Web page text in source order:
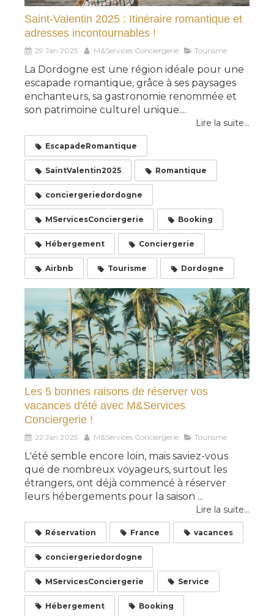
Saint-Valentin 2025 : Itinéraire romantique et
adresses incontournables !
29 Jan 2025 M&Services Conciergerie Tourisme
La Dordogne est une région idéale pour une
escapade romantique, grâce à ses paysages
enchanteurs, sa gastronomie renommée et
son patrimoine culturel unique....
Lire la suite...
EscapadeRomantique
SaintValentin2025 Romantique
conciergeriedordogne
MServicesConciergerie Booking
Hébergement Conciergerie
Airbnb Tourisme Dordogne
Les 5 bonnes raisons de réserver vos
vacances d'été avec M&Services
Conciergerie !
22 Jan 2025 M&Services Conciergerie Tourisme
L'été semble encore loin, mais saviez-vous
que de nombreux voyageurs, surtout les
étrangers, ont déjà commencé à réserver
leurs hébergements pour la saison ...
Lire la suite...
Réservation France vacances
conciergeriedordogne
MServicesConciergerie Service
Hébergement Booking